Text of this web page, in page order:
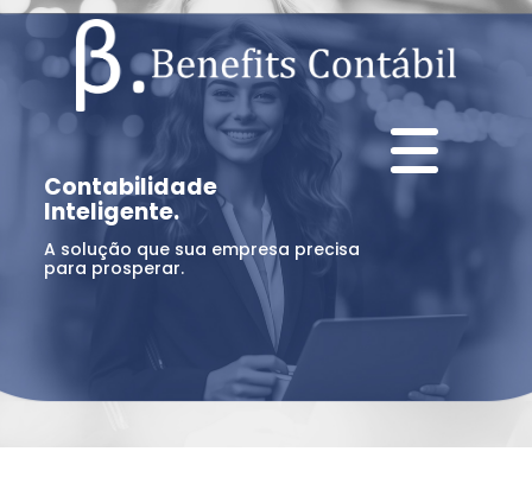
Contabilidade
Inteligente.
A solução que sua empresa precisa
para prosperar.